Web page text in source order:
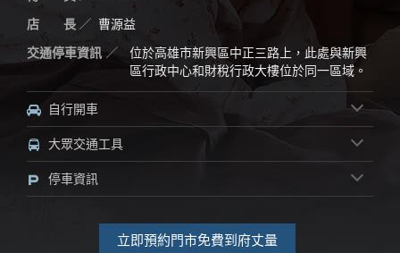
店 長
曹源益
交通停車資訊
位於高雄市新興區中正三路上，此處與新興
區行政中心和財稅行政大樓位於同一區域。
自行開車
大眾交通工具
停車資訊
立即預約門市免費到府丈量